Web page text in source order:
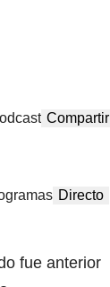
Compartir
Directo
fue anterior